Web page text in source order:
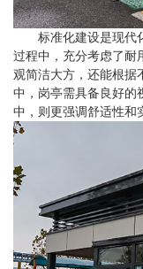
标准化建设是现代
过程中，充分考虑了耐
观简洁大方，还能根据
中，岗亭需具备良好的
中，则更强调舒适性和